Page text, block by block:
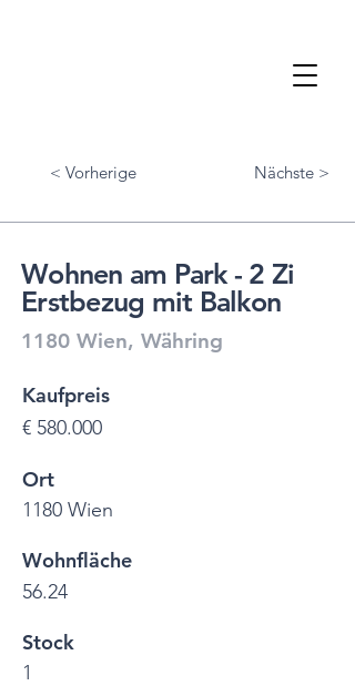
< Vorherige Nächste >
Wohnen am Park - 2 Zi
Erstbezug mit Balkon
1180 Wien, Währing
Kaufpreis
€ 580.000
Ort
1180 Wien
Wohnfläche
56.24
Stock
1